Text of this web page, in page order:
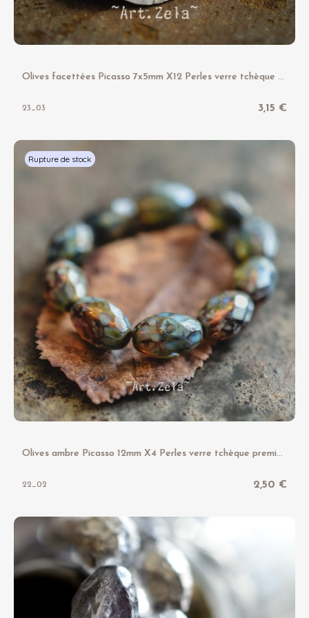
O
lives facettées Picasso 7x5mm X12 Perles verre tchèque opaque
23_03 3,15 €
Rupture de stock
O
lives ambre Picasso 12mm X4 Perles verre tchèque premium
22_02 2,50 €